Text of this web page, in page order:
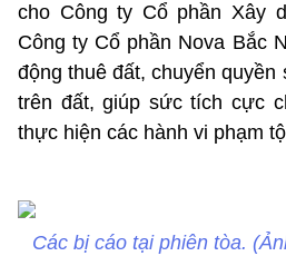
cho Công ty Cổ phần Xây
Công ty Cổ phần Nova Bắc
động thuê đất, chuyển quyền
trên đất, giúp sức tích cực
thực hiện các hành vi phạm
Các bị cáo tại phiên tòa.